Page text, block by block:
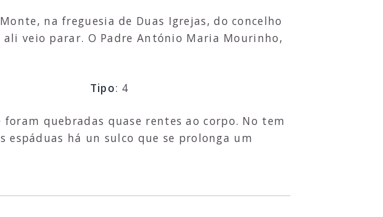
na freguesia de Duas Igrejas, do concelho
veio parar. O Padre António Maria Mourinho,
Tipo: 4
quebradas quase rentes ao corpo. No tem
há un sulco que se prolonga um